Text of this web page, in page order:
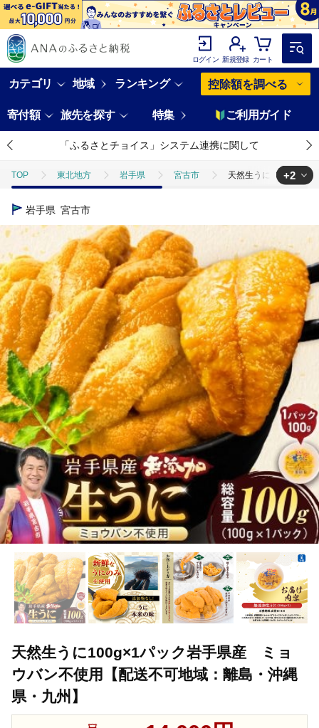
ログイン 新規登録 カート
カテゴリ 地域 ランキング 控除額を調べる
寄付額 旅先を探す 特集 ご利用ガイド
「ふるさとチョイス」システム連携に関して
TOP 東北地方 岩手県 宮古市 天然生うに100g×1パ
TOP
TOP 魚介類 うに・いくら・魚卵
+2
岩手県 宮古市
天然生うに100g×1パック岩手県産 ミョ
ウバン不使用【配送不可地域：離島・沖縄
県・九州】